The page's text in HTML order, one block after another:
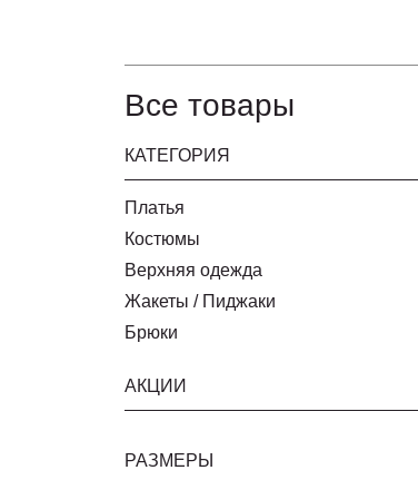
Все товары
КАТЕГОРИЯ
Платья
Костюмы
Верхняя одежда
Жакеты / Пиджаки
Брюки
АКЦИИ
РАЗМЕРЫ